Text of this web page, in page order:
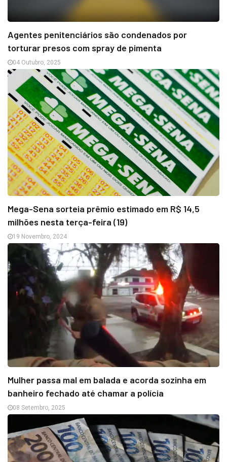
Agentes penitenciários são condenados por
torturar presos com spray de pimenta
04 Outubro, 2025
Mega-Sena sorteia prêmio estimado em R$ 14,5
milhões nesta terça-feira (19)
19 Novembro, 2024
Mulher passa mal em balada e acorda sozinha em
banheiro fechado até chamar a polícia
08 Setembro, 2025